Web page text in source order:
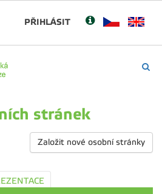
PŘIHLÁSIT
stránek
Založit nové osobní stránky